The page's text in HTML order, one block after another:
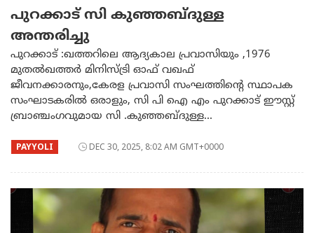
പുറക്കാട് സി കുഞ്ഞബ്ദുള്ള
അന്തരിച്ചു
പുറക്കാട് :ഖത്തറിലെ ആദ്യകാല പ്രവാസിയും ,1976
മുതൽഖത്തർ മിനിസ്ട്രി ഓഫ് വഖഫ്
ജീവനക്കാരനും,കേരള പ്രവാസി സംഘത്തിൻ്റെ സ്ഥാപക
സംഘാടകരിൽ ഒരാളും, സി പി ഐ എം പുറക്കാട് ഈസ്റ്റ്
ബ്രാഞ്ചംഗവുമായ സി .കുഞ്ഞബ്ദുള്ള...
PAYYOLI DEC 30, 2025, 8:02 AM GMT+0000